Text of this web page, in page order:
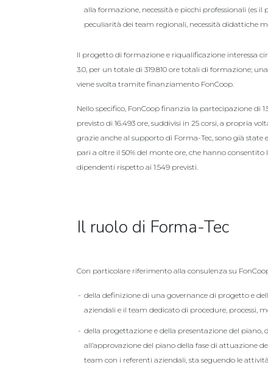
alla formazione, necessità e picchi professionali (es
peculiarità dei team regionali, necessità didattiche
Il progetto di formazione e riqualificazione interessa
3.0, per un totale di 319.810 ore totali di formazione;
viene svolta tramite finanziamento FonCoop.
Nello specifico, FonCoop finanzia la partecipazione di
previsto di 16.493 ore, suddivisi in 25 corsi, a propria
grazie anche al supporto di Forma-Tec, sono già state
pari a oltre il 50% del monte ore, che hanno consentito
dipendenti rispetto ai 1.549 previsti.
Il ruolo di Forma-Tec
Con particolare riferimento alla consulenza su
della definizione di una governance di progetto e
aziendali e il team dedicato di procedure, processi,
della progettazione e della presentazione del piano,
all’approvazione del piano della fase di attuazione
team con i referenti aziendali, sta seguendo le